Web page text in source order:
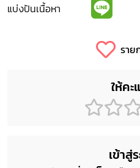
แบ่งปันเนื้อหา
ราย
ให้คะ
เข้าสู่